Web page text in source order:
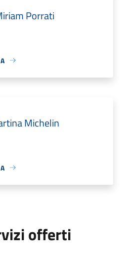
Porrati
Michelin
offerti